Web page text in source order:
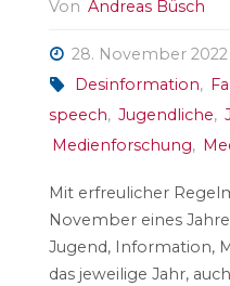
Von Andreas Büsch
28. November 2022
Desinformation,
speech, Jugendliche,
Medienforschung,
Mit erfreulicher
November eines
Jugend, Information,
das jeweilige Jahr,